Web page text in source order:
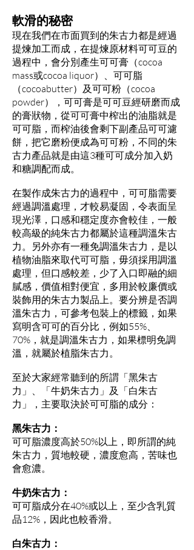
軟滑的秘密
現在我們在市面買到的朱古力都是經過
提煉加工而成，在提煉原材料可可豆的
過程中，會分別產生可可膏（cocoa
mass或cocoa liquor）、可可脂
（cocoabutter）及可可粉（cocoa
powder），可可膏是可可豆經研磨而成
的膏狀物，從可可膏中榨出的油脂就是
可可脂，而榨油後會剩下副產品可可濾
餅，把它磨粉便成為可可粉，不同的朱
古力產品就是由這3種可可成分加入奶
和糖調配而成。
在製作成朱古力的過程中，可可脂需要
經過調溫處理，才較易凝固，令表面呈
現光澤，口感和穩定度亦會較佳，一般
較高級的純朱古力都屬於這種調溫朱古
力。另外亦有一種免調溫朱古力，是以
植物油脂來取代可可脂，毋須採用調溫
處理，但口感較差，少了入口即融的細
膩感，價值相對便宜，多用於較廉價或
裝飾用的朱古力製品上。要分辨是否調
溫朱古力，可參考包裝上的標籤，如果
寫明含可可的百分比，例如55%、
70%，就是調溫朱古力，如果標明免調
溫，就屬於植脂朱古力。
至於大家經常聽到的所謂「黑朱古
力」、「牛奶朱古力」及「白朱古
力」，主要取決於可可脂的成分：
黑朱古力：
可可脂濃度高於50%以上，即所謂的純
朱古力，質地較硬，濃度愈高，苦味也
會愈濃。
牛奶朱古力：
可可脂成分在40%或以上，至少含乳質
品12%，因此也較香滑。
白朱古力：